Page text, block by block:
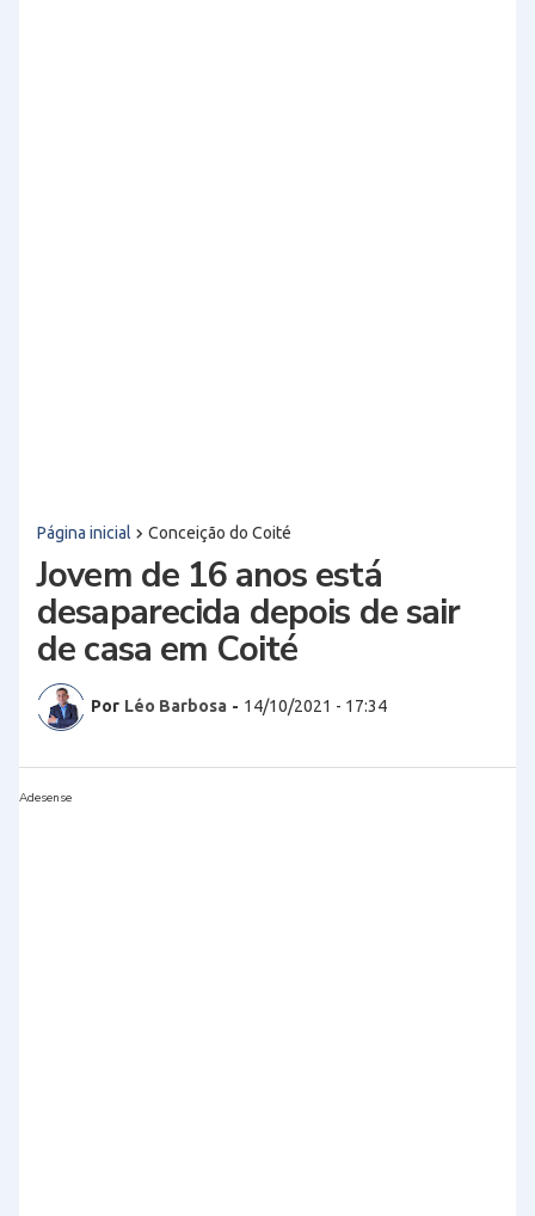
Página inicial Conceição do Coité
Jovem de 16 anos está
desaparecida depois de sair
de casa em Coité
Por Léo Barbosa - 14/10/2021 - 17:34
Adesense